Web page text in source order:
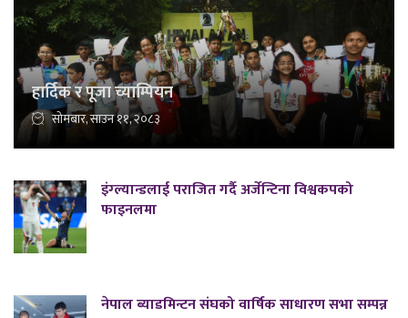
हार्दिक र पूजा च्याम्पियन
सोमबार, साउन ११, २०८३
इंग्ल्यान्डलाई पराजित गर्दै अर्जेन्टिना विश्वकपको
फाइनलमा
नेपाल ब्याडमिन्टन संघको वार्षिक साधारण सभा सम्पन्न